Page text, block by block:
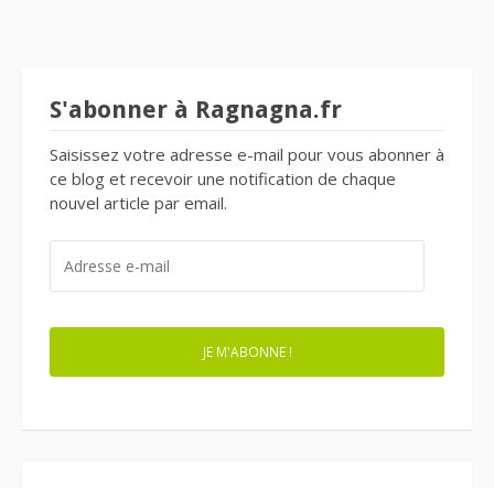
S'abonner à Ragnagna.fr
Saisissez votre adresse e-mail pour vous abonner à
ce blog et recevoir une notification de chaque
nouvel article par email.
MAIL
JE M'ABONNE !